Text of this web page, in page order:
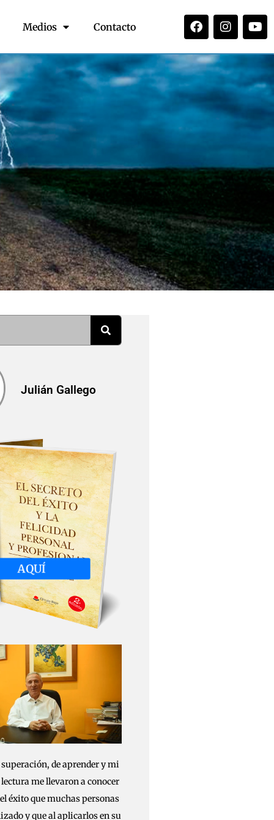
Medios Contacto
Julián Gallego
AQUÍ
de aprender y mi
me llevaron a conocer
éxito que muchas personas
y que al aplicarlos en su